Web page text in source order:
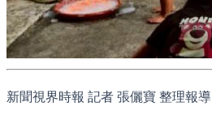
新聞視界時報 記者 張儷寶 整理報導